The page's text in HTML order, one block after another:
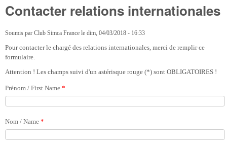
Contacter relations internationales
Soumis par Club Simca France le dim, 04/03/2018 - 16:33
Pour contacter le chargé des relations internationales, merci de remplir ce
formulaire.
Attention ! Les champs suivi d'un astérisque rouge (*) sont OBLIGATOIRES !
Prénom / First Name *
Nom / Name *